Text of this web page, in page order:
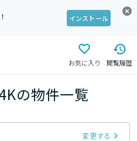
インストール
お気に入り 閲覧履歴
の物件一覧
変更する